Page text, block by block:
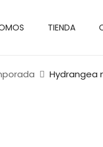
TIENDA
Hydrangea